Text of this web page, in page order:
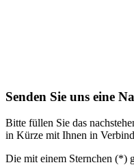
Senden Sie uns eine
Bitte füllen Sie das
in Kürze mit Ihnen in
Die mit einem Sternchen (*)